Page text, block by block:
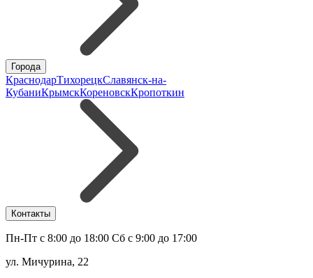
Города
КраснодарТихорецкСлавянск-на-
КубаниКрымскКореновскКропоткин
Контакты
Пн-Пт с 8:00 до 18:00 Сб с 9:00 до 17:00
ул. Мичурина, 22